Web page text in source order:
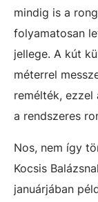
mindig is a
folyamatosan
jellege. A kút
méterrel
remélték, ezzel
a rendszeres
Nos, nem így
Kocsis
januárjában